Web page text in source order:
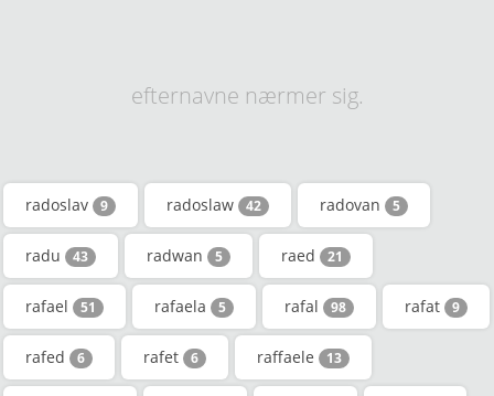
efternavne nærmer sig.
radoslav 9 radoslaw 42 radovan 5
radu 43 radwan 5 raed 21
rafael 51 rafaela 5 rafal 98 rafat 9
rafed 6 rafet 6 raffaele 13